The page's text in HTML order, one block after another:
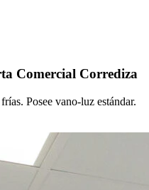
Comercial Corrediza
Posee vano-luz estándar.